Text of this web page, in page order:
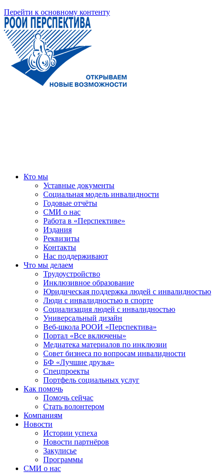
Перейти к основному контенту
Кто мы
Уставные документы
Социальная модель инвалидности
Годовые отчёты
СМИ о нас
Работа в «Перспективе»
Издания
Реквизиты
Контакты
Нас поддерживают
Что мы делаем
Трудоустройство
Инклюзивное образование
Юридическая поддержка людей с инвалидностью
Люди с инвалидностью в спорте
Социализация людей с инвалидностью
Универсальный дизайн
Веб-школа РООИ «Перспектива»
Портал «Все включены»
Медиатека материалов по инклюзии
Совет бизнеса по вопросам инвалидности
БФ «Лучшие друзья»
Спецпроекты
Портфель социальных услуг
Как помочь
Помочь сейчас
Стать волонтером
Компаниям
Новости
Истории успеха
Новости партнёров
Закулисье
Программы
СМИ о нас